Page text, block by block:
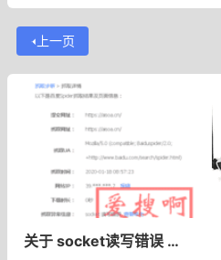
上一页
关于 socket读写错误 的猜想和解决方法 百度站长工具抓取诊断socket读写错误怎么解决的？